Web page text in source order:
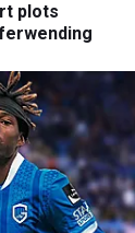
plots